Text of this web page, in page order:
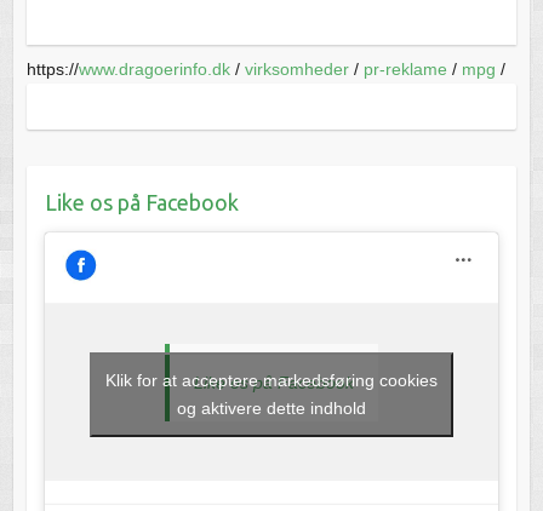
https://www.dragoerinfo.dk/ virksomheder/ pr-reklame / mpg /
Like os på Facebook
Like os på Facebook
Klik for at acceptere markedsføring cookies
og aktivere dette indhold